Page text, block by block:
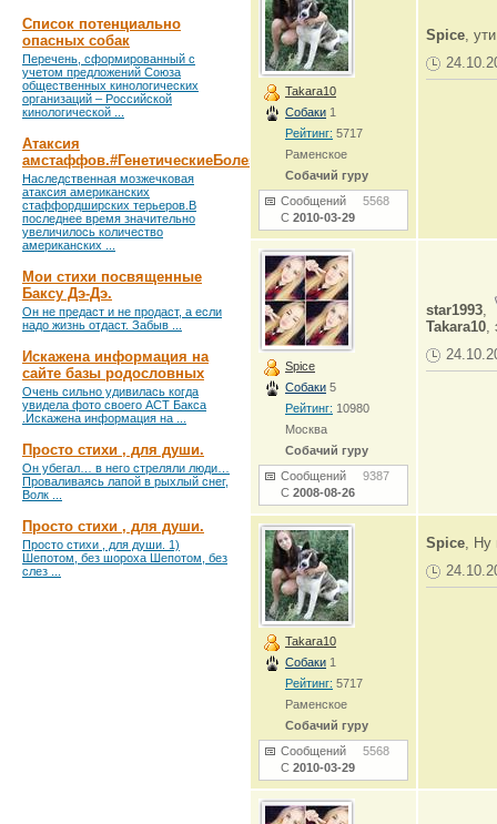
Список потенциально
опасных собак
Перечень, сформированный с
учетом предложений Союза
общественных кинологических
организаций – Российской
кинологической ...
Атаксия
амстаффов.#ГенетическиеБолезни
Наследственная мозжечковая
атаксия американских
стаффордширских терьеров.В
последнее время значительно
увеличилось количество
американских ...
Мои стихи посвященные
Баксу Дэ-Дэ.
Он не предаст и не продаст, а если
надо жизнь отдаст. Забыв ...
Искажена информация на
сайте базы родословных
Очень сильно удивилась когда
увидела фото своего АСТ Бакса
.Искажена информация на ...
Просто стихи , для души.
Он убегал… в него стреляли люди…
Проваливаясь лапой в рыхлый снег,
Волк ...
Просто стихи , для души.
Просто стихи , для души. 1)
Шепотом, без шороха Шепотом, без
слез ...
Takara10
Собаки 1
Рейтинг: 5717
Раменское
Собачий гуру
Сообщений 5568
С 2010-03-29
Spice,
Spice
Собаки 5
Рейтинг: 10980
Москва
Собачий гуру
Сообщений 9387
С 2008-08-26
star1993,
Takara10,
Takara10
Собаки 1
Рейтинг: 5717
Раменское
Собачий гуру
Сообщений 5568
С 2010-03-29
Spice, Ну